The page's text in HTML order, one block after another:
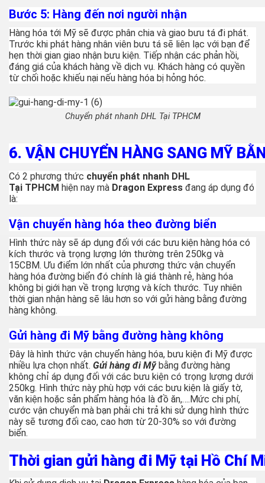
Bước 5: Hàng đến nơi người nhận
Hàng hóa tới Mỹ sẽ được phân chia và giao bưu tá đi phát.
Trước khi phát hàng nhân viên bưu tá sẽ liên lạc với bạn để
hẹn thời gian giao nhận bưu kiện. Tiếp nhận các phản hồi,
đáng giá của khách hàng về dịch vụ. Khách hàng có quyền
từ chối hoặc khiếu nại nếu hàng hóa bị hỏng hóc.
Chuyển phát nhanh DHL Tại TPHCM
6. VẬN CHUYỂN HÀNG SANG MỸ
Có 2 phương thức chuyển phát nhanh DHL
Tại TPHCM hiện nay mà Dragon Express đang áp dụng đó
là:
Vận chuyển hàng hóa theo đường biển
Hình thức này sẽ áp dụng đối với các bưu kiện hàng hóa có
kích thước và trọng lượng lớn thường trên 250kg và
15CBM. Ưu điểm lớn nhất của phương thức vận chuyển
hàng hóa đường biển đó chính là giá thành rẻ, hàng hóa
không bị giới hạn về trọng lượng và kích thước. Tuy nhiên
thời gian nhận hàng sẽ lâu hơn so với gửi hàng bằng đường
hàng không.
Gửi hàng đi Mỹ bằng đường hàng không
Đây là hình thức vận chuyển hàng hóa, bưu kiện đi Mỹ được
nhiều lựa chọn nhất. Gửi hàng đi Mỹbằng đường hàng
không chỉ áp dụng đối với các bưu kiện có trọng lượng dưới
250kg. Hình thức này phù hợp với các bưu kiện là giấy tờ,
văn kiện hoặc sản phẩm hàng hóa là đồ ăn,….Mức chi phí,
cước vận chuyển mà bạn phải chi trả khi sử dụng hình thức
này sẽ tương đối cao, cao hơn từ 20-30% so với đường
biển.
Thời gian gửi hàng đi Mỹ tại Hồ Chí